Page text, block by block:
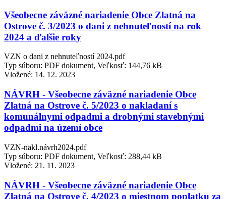
Všeobecne záväzné nariadenie Obce Zlatná na
Ostrove č. 3/2023 o dani z nehnuteľností na rok
2024 a ďalšie roky
VZN o dani z nehnuteľností 2024.pdf
Typ súboru: PDF dokument, Veľkosť: 144,76 kB
Vložené: 14. 12. 2023
NÁVRH - Všeobecne záväzné nariadenie Obce
Zlatná na Ostrove č. 5/2023 o nakladaní s
komunálnymi odpadmi a drobnými stavebnými
odpadmi na území obce
VZN-nakl.návrh2024.pdf
Typ súboru: PDF dokument, Veľkosť: 288,44 kB
Vložené: 21. 11. 2023
NÁVRH - Všeobecne záväzné nariadenie Obce
Zlatná na Ostrove č. 4/2023 o miestnom poplatku za